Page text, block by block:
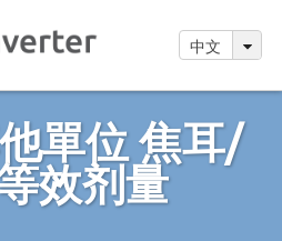
中文
單位 焦耳/
效剂量